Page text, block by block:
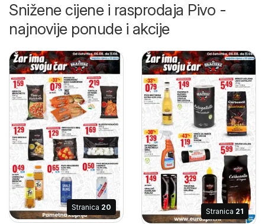
Snižene cijene i rasprodaja Pivo -
najnovije ponude i akcije
Stranica 20 Stranica 21